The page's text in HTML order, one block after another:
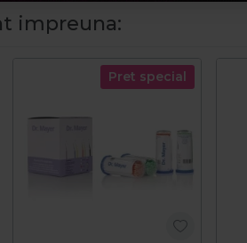
impreuna:
Pret special